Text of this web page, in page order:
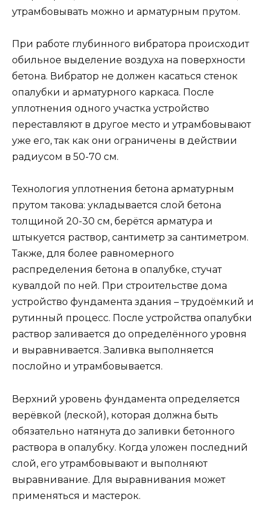
утрамбовывать можно и арматурным прутом.
При работе глубинного вибратора происходит
обильное выделение воздуха на поверхности
бетона. Вибратор не должен касаться стенок
опалубки и арматурного каркаса. После
уплотнения одного участка устройство
переставляют в другое место и утрамбовывают
уже его, так как они ограничены в действии
радиусом в 50-70 см.
Технология уплотнения бетона арматурным
прутом такова: укладывается слой бетона
толщиной 20-30 см, берётся арматура и
штыкуется раствор, сантиметр за сантиметром.
Также, для более равномерного
распределения бетона в опалубке, стучат
кувалдой по ней. При строительстве дома
устройство фундамента здания – трудоёмкий и
рутинный процесс. После устройства опалубки
раствор заливается до определённого уровня
и выравнивается. Заливка выполняется
послойно и утрамбовывается.
Верхний уровень фундамента определяется
верёвкой (леской), которая должна быть
обязательно натянута до заливки бетонного
раствора в опалубку. Когда уложен последний
слой, его утрамбовывают и выполняют
выравнивание. Для выравнивания может
применяться и мастерок.